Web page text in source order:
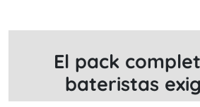
transporte
+
El pack
bateristas